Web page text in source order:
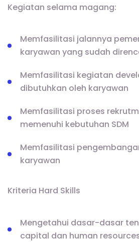
Kegiatan selama magang:
Memfasilitasi jalannya
karyawan yang sudah
Memfasilitasi kegiatan
dibutuhkan oleh karyawan
Memfasilitasi proses
memenuhi kebutuhan SDM
Memfasilitasi
karyawan
Kriteria Hard Skills
Mengetahui dasar-dasar
capital dan human